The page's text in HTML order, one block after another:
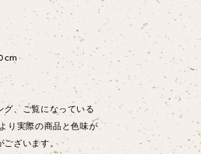
、ご覧になっている
り実際の商品と色味が
ございます。